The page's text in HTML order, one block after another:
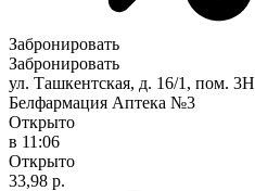
Забронировать
Забронировать
ул. Ташкентская, д. 16/1, пом. 3Н
Белфармация Аптека №3
Открыто
в 11:06
Открыто
33,98 р.